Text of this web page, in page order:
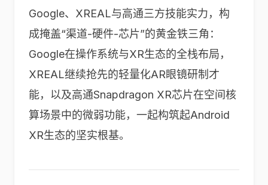
Google、XREAL与高通三方技能实力，构
成掩盖“渠道-硬件-芯片”的黄金铁三角：
Google在操作系统与XR生态的全栈布局，
XREAL继续抢先的轻量化AR眼镜研制才
能，以及高通Snapdragon XR芯片在空间核
算场景中的微弱功能，一起构筑起Android
XR生态的坚实根基。